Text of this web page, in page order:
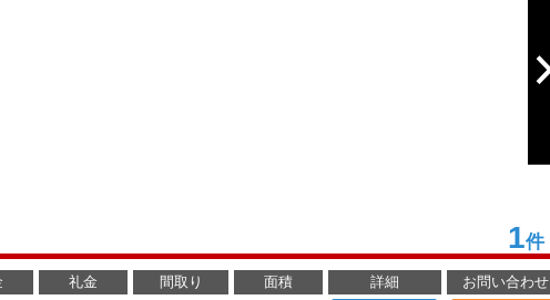
1件
礼金 間取り 面積 詳細
お問い合わせ